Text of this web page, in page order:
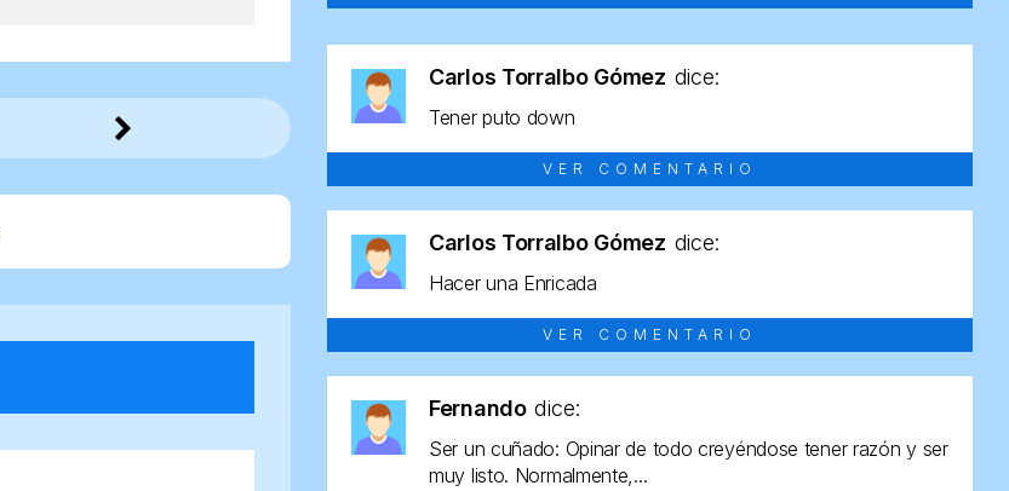
Carlos Torralbo Gómez dice:
Tener puto down
VER COMENTARIO
Carlos Torralbo Gómez dice:
Hacer una Enricada
VER COMENTARIO
Fernando dice:
Ser un cuñado: Opinar de todo creyéndose tener razón y ser
muy listo. Normalmente,...